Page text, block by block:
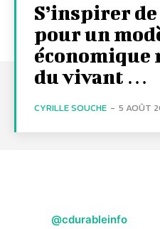
S’inspirer
pour un
du vivant …
CYRILLE SOUCHE - 5 AOÛT
@cdurableinfo